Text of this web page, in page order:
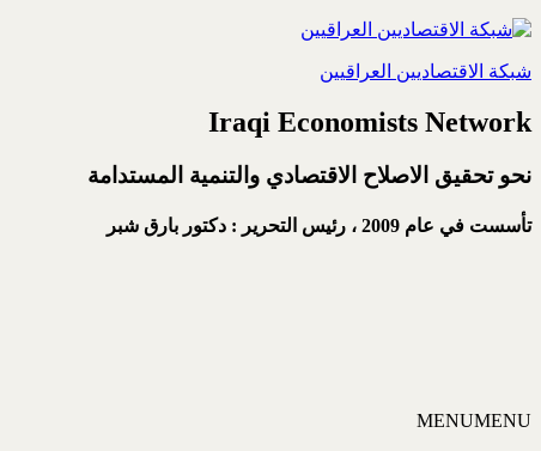
شبكة الاقتصاديين العراقيين
Iraqi Economists Network
نحو تحقيق الاصلاح الاقتصادي والتنمية المستدامة
تأسست في عام 2009 ، رئيس التحرير : دكتور بارق شبر
MENUMENU